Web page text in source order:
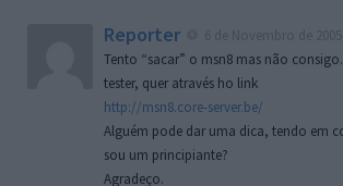
Reporter
Tento “sacar” o msn8 mas não
tester, quer através ho link
http://msn8.core-server.be/
Alguém pode dar uma dica, tendo em
sou um principiante?
Agradeço.